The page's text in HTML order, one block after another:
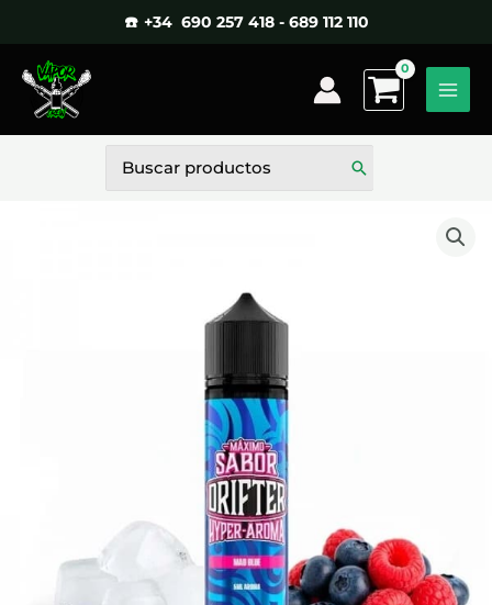
contenido
☎️ +34 690 257 418 - 689 112 110
por: